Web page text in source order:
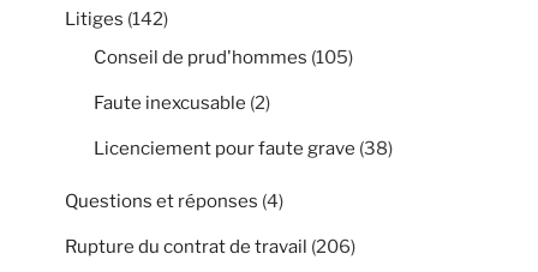
Litiges (142)
Conseil de prud'hommes (105)
Faute inexcusable (2)
Licenciement pour faute grave (38)
Questions et réponses (4)
Rupture du contrat de travail (206)